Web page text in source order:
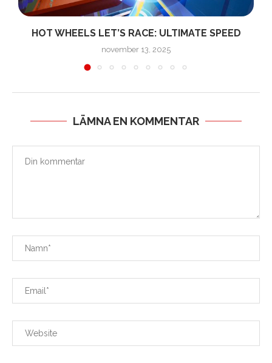
HOT WHEELS LET’S RACE: ULTIMATE SPEED
november 13, 2025
LÄMNA EN KOMMENTAR